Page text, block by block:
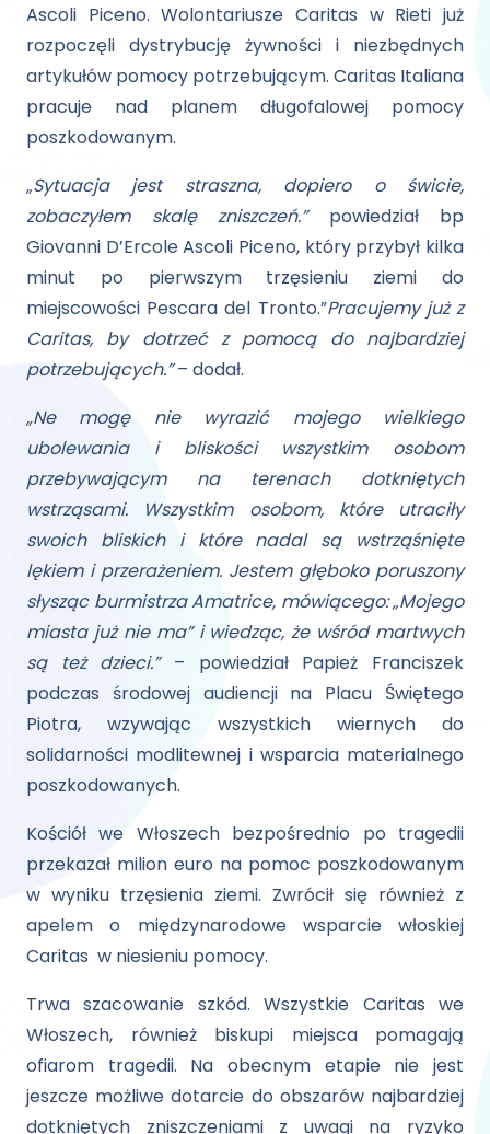
Ascoli Piceno. Wolontariusze Caritas w Rieti już
rozpoczęli dystrybucję żywności i niezbędnych
artykułów pomocy potrzebującym. Caritas Italiana
pracuje nad planem długofalowej pomocy
poszkodowanym.
„Sytuacja jest straszna, dopiero o świcie,
zobaczyłem skalę zniszczeń.”powiedział bp
Giovanni D’Ercole Ascoli Piceno, który przybył kilka
minut po pierwszym trzęsieniu ziemi do
miejscowości Pescara del Tronto.”Pracujemy już z
Caritas, by dotrzeć z pomocą do najbardziej
potrzebujących.”– dodał.
„Ne mogę nie wyrazić mojego wielkiego
ubolewania i bliskości wszystkim osobom
przebywającym na terenach dotkniętych
wstrząsami. Wszystkim osobom, które utraciły
swoich bliskich i które nadal są wstrząśnięte
lękiem i przerażeniem. Jestem głęboko poruszony
słysząc burmistrza Amatrice, mówiącego: „Mojego
miasta już nie ma” i wiedząc, że wśród martwych
są też dzieci.”– powiedział Papież Franciszek
podczas środowej audiencji na Placu Świętego
Piotra, wzywając wszystkich wiernych do
solidarności modlitewnej i wsparcia materialnego
poszkodowanych.
Kościół we Włoszech bezpośrednio po tragedii
przekazał milion euro na pomoc poszkodowanym
w wyniku trzęsienia ziemi. Zwrócił się również z
apelem o międzynarodowe wsparcie włoskiej
Caritas w niesieniu pomocy.
Trwa szacowanie szkód. Wszystkie Caritas we
Włoszech, również biskupi miejsca pomagają
ofiarom tragedii. Na obecnym etapie nie jest
jeszcze możliwe dotarcie do obszarów najbardziej
dotkniętych zniszczeniami z uwagi na ryzyko